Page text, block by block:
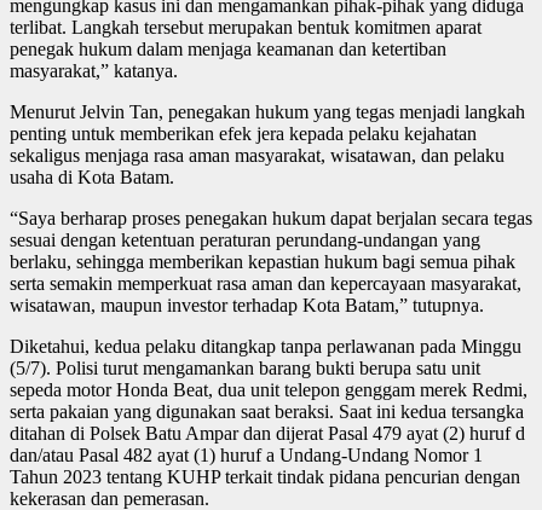
mengungkap kasus ini dan mengamankan pihak-pihak yang diduga
terlibat. Langkah tersebut merupakan bentuk komitmen aparat
penegak hukum dalam menjaga keamanan dan ketertiban
masyarakat,” katanya.
Menurut Jelvin Tan, penegakan hukum yang tegas menjadi langkah
penting untuk memberikan efek jera kepada pelaku kejahatan
sekaligus menjaga rasa aman masyarakat, wisatawan, dan pelaku
usaha di Kota Batam.
“Saya berharap proses penegakan hukum dapat berjalan secara tegas
sesuai dengan ketentuan peraturan perundang-undangan yang
berlaku, sehingga memberikan kepastian hukum bagi semua pihak
serta semakin memperkuat rasa aman dan kepercayaan masyarakat,
wisatawan, maupun investor terhadap Kota Batam,” tutupnya.
Diketahui, kedua pelaku ditangkap tanpa perlawanan pada Minggu
(5/7). Polisi turut mengamankan barang bukti berupa satu unit
sepeda motor Honda Beat, dua unit telepon genggam merek Redmi,
serta pakaian yang digunakan saat beraksi. Saat ini kedua tersangka
ditahan di Polsek Batu Ampar dan dijerat Pasal 479 ayat (2) huruf d
dan/atau Pasal 482 ayat (1) huruf a Undang-Undang Nomor 1
Tahun 2023 tentang KUHP terkait tindak pidana pencurian dengan
kekerasan dan pemerasan.